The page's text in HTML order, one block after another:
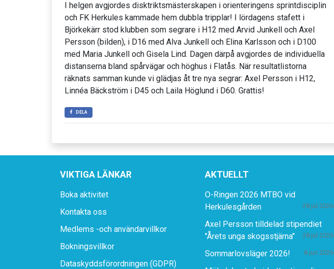
I helgen avgjordes disktriktsmästerskapen i orienteringens sprintdisciplin
och FK Herkules kammade hem dubbla tripplar! I lördagens stafett i
Björkekärr stod klubben som segrare i H12 med Arvid Junkell och Axel
Persson (bilden), i D16 med Alva Junkell och Elina Karlsson och i D100
med Maria Junkell och Gisela Lind. Dagen därpå avgjordes de individuella
distanserna bland spårvägar och höghus i Flatås. När resultatlistorna
räknats samman kunde vi glädjas åt tre nya segrar: Axel Persson i H12,
Linnéa Bäckström i D45 och Laila Höglund i D60. Grattis!
DELA
VIKTIGA LÄNKAR
Boka aktivitet
Kontakta oss
Medlems -och användarvillkor
Bokningsvillkor
Dataskyddsförordningen (GDPR)
AKTUELLT
O-Ringen 2026 MTBO vid
Herkulesgården
28 jul 2026
Axel Persson tilldelad stipendiet
"Årets unga skogsstjärna"
28 jul 2026
Sommarlovsläger 2026! 8 jun 2026